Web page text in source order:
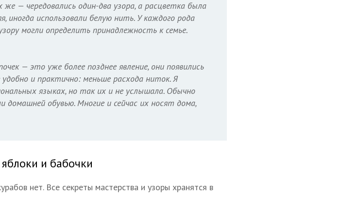
— чередовались один-два узора, а расцветка была
иногда использовали белую нить. У каждого рода
могли определить принадлежность к семье.
— это уже более позднее явление, они появились
и практично: меньше расхода ниток. Я
языках, но так их и не услышала. Обычно
обувью. Многие и сейчас их носят дома,
и бабочки
нет. Все секреты мастерства и узоры хранятся в